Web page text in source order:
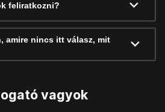
feliratkozni?
amire nincs itt válasz, mit
vagyok